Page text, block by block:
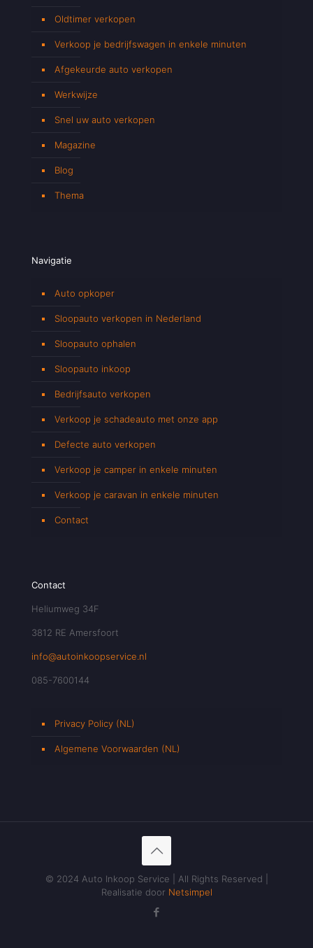
Oldtimer verkopen
Verkoop je bedrijfswagen in enkele minuten
Afgekeurde auto verkopen
Werkwijze
Snel uw auto verkopen
Magazine
Blog
Thema
Navigatie
Auto opkoper
Sloopauto verkopen in Nederland
Sloopauto ophalen
Sloopauto inkoop
Bedrijfsauto verkopen
Verkoop je schadeauto met onze app
Defecte auto verkopen
Verkoop je camper in enkele minuten
Verkoop je caravan in enkele minuten
Contact
Contact
Heliumweg 34F
3812 RE Amersfoort
info@autoinkoopservice.nl
085-7600144
Privacy Policy (NL)
Algemene Voorwaarden (NL)
© 2024 Auto Inkoop Service | All Rights Reserved |
Realisatie door Netsimpel